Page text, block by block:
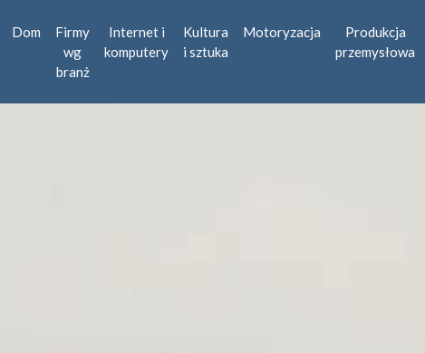
Dom
Firmy
wg
branż
Internet i
komputery
Kultura
i sztuka
Motoryzacja
Produkcja
przemysłowa